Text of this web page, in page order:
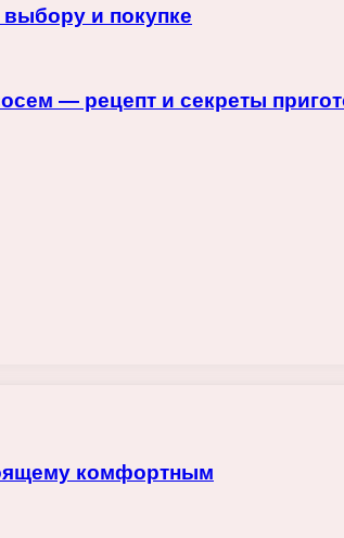
и покупке
— рецепт и секреты
комфортным